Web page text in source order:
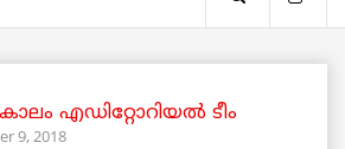
എഡിറ്റോറിയല്‍ ടീം
9, 2018